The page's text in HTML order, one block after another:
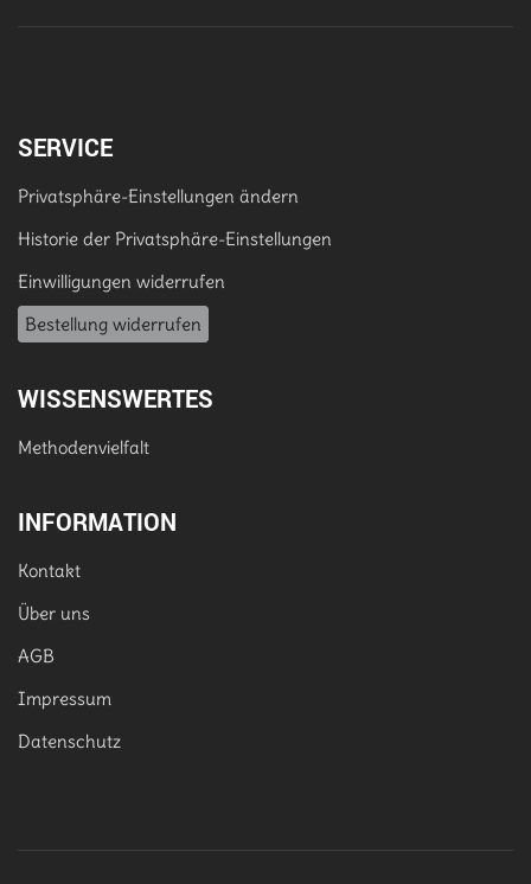
SERVICE
Privatsphäre-Einstellungen ändern
Historie der Privatsphäre-Einstellungen
Einwilligungen widerrufen
Bestellung widerrufen
WISSENSWERTES
Methodenvielfalt
INFORMATION
Kontakt
Über uns
AGB
Impressum
Datenschutz